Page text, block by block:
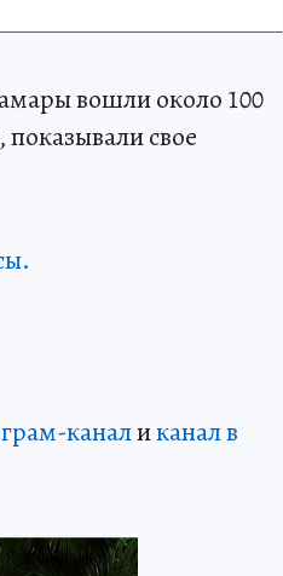
вошли около 100
показывали свое
каналиканал в